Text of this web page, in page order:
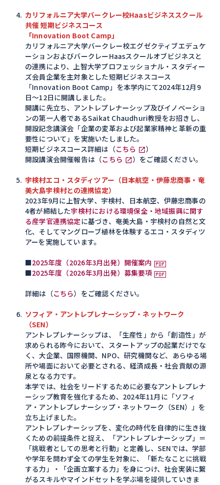
カリフォルニア大学バークレー校Haasビジネススクール
共催 短期ビジネスコース
「Innovation Boot Camp」
カリフォルニア大学バークレー校エグゼクティブエデュケ
ーションおよびバークレーHaasスクールオブビジネスと
の連携により、上智大学プロフェッショナル・スタディー
ズ会員企業を主対象とした短期ビジネスコース
「Innovation Boot Camp」を本学内にて2024年12月9
日～12日に開講しました。
開講に先立ち、アントレプレナーシップ及びイノベーショ
ンの第一人者であるSaikat Chaudhuri教授をお招きし、
開設記念講演会「企業の変革および起業家精神と革新の重
要性について」を実施いたしました。
短期ビジネスコース詳細は（こちら
）
開設講演会開催報告は（こちら ）をご確認ください。
宇検村エコ・スタディツアー（日本航空・伊藤忠商事・奄
美大島宇検村との連携協定）
2023年9月に上智大学、宇検村、日本航空、伊藤忠商事の
4者が締結した宇検村における環境保全・地域振興に関す
る産学官連携協定に基づき、奄美大島・宇検村の自然と文
化、そしてマングローブ植林を体験するエコ・スタディツ
アーを実施しています。
■2025年度（2026年3月出発）開催案内
■2025年度（2026年3月出発）募集要項
詳細は（こちら）をご確認ください。
ソフィア・アントレプレナーシップ・ネットワーク
（SEN）
アントレプレナーシップは、「生産性」から「創造性」が
求められる昨今において、スタートアップの起業だけでな
く、大企業、国際機関、NPO、研究機関など、あらゆる場
所や場面において必要とされる、経済成長・社会貢献の源
泉となる力です。
本学では、社会をリードするために必要なアントレプレナ
ーシップ教育を強化するため、2024年11月に「ソフィ
ア・アントレプレナーシップ・ネットワーク（SEN）」を
立ち上げました。
アントレプレナーシップを、変化の時代を自律的に生き抜
くための前提条件と捉え、「アントレプレナーシップ」＝
「挑戦者としての思考と行動」と定義し、SENでは、学部
や学年を問わず全ての学生を対象に、「新たなことに挑戦
する力」・「企画立案する力」を身につけ、社会実装に繋
がるスキルやマインドセットを学ぶ場を提供していきま